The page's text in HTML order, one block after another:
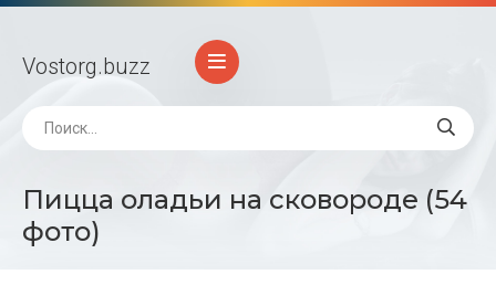
Vostorg.buzz
Пицца оладьи на сковороде (54
фото)